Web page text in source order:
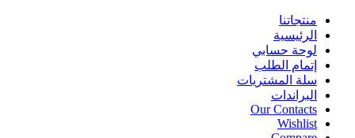
منتجاتنا
الرئيسية
لوحة حسابي
إتمام الطلب
سلة المشتريات
البراندات
Our Contacts
Wishlist